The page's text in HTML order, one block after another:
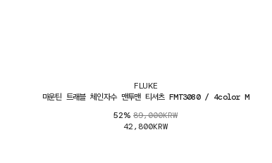
FLUKE
마운틴 트래블 체인자수 맨투맨 티셔츠 FMT3080 / 4color M
52% 89,000KRW
42,800KRW